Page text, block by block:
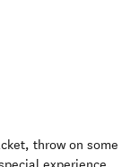
throw on some